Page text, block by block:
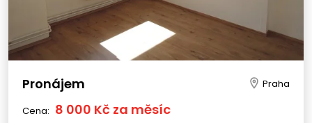
Pronájem Praha
Cena: 8 000 Kč za měsíc